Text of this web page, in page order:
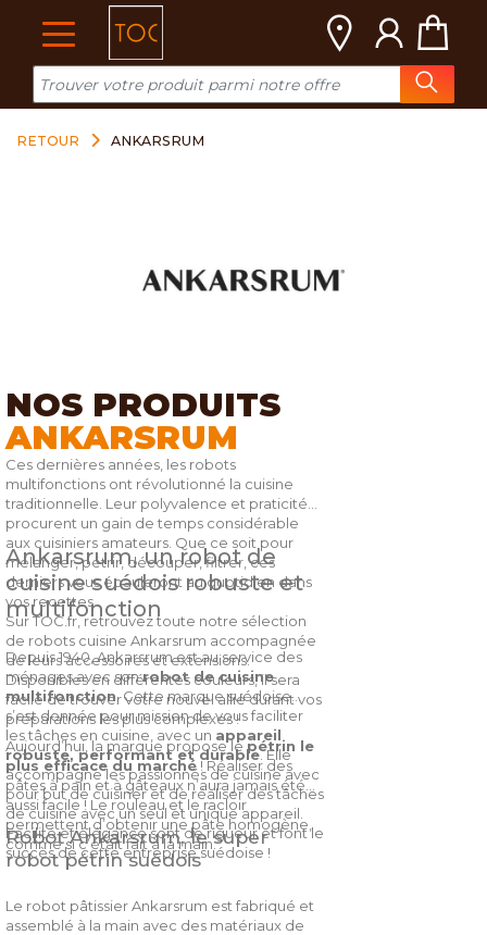
RETOUR ANKARSRUM
NOS PRODUITS
ANKARSRUM
Ces dernières années, les robots
multifonctions ont révolutionné la cuisine
traditionnelle. Leur polyvalence et praticité
procurent un gain de temps considérable
aux cuisiniers amateurs. Que ce soit pour
mélanger, pétrir, découper, filtrer, ces
derniers vous épauleront au quotidien dans
vos recettes.
Sur TOC.fr, retrouvez toute notre sélection
de robots cuisine Ankarsrum accompagnée
de leurs accessoires et extensions.
Disponibles en différentes couleurs, il sera
facile de trouver votre nouvel allié durant vos
préparations les plus complexes !
Ankarsrum, un robot de
cuisine suédois robuste et
multifonction
Depuis 1940, Ankarsrum est au service des
ménages avec sonrobot de cuisine
multifonction. Cette marque suédoise
s’est donnée pour mission de vous faciliter
les tâches en cuisine, avec un appareil
robuste, performant et durable. Elle
accompagne les passionnés de cuisine avec
pour but de cuisiner et de réaliser des tâches
de cuisine avec un seul et unique appareil.
Facilité et élégance sont de rigueur et font le
succès de cette entreprise suédoise !
Aujourd’hui, la marque propose lepétrin le
plus efficace du marché! Réaliser des
pâtes à pain et à gâteaux n’aura jamais été
aussi facile ! Le rouleau et le racloir
permettent d’obtenir une pâte homogène,
comme si c’était fait à la main.
Robot Ankarsrum, le super
robot pétrin suédois
Le robot pâtissier Ankarsrum est fabriqué et
assemblé à la main avec des matériaux de
Cookies management panel